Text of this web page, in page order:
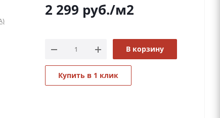
2 299 руб./м2
В корзину
Купить в 1 клик